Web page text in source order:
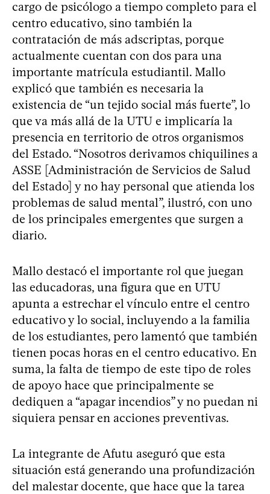
cargo de psicólogo a tiempo completo para el
centro educativo, sino también la
contratación de más adscriptas, porque
actualmente cuentan con dos para una
importante matrícula estudiantil. Mallo
explicó que también es necesaria la
existencia de “un tejido social más fuerte”, lo
que va más allá de la UTU e implicaría la
presencia en territorio de otros organismos
del Estado. “Nosotros derivamos chiquilines a
ASSE [Administración de Servicios de Salud
del Estado] y no hay personal que atienda los
problemas de salud mental”, ilustró, con uno
de los principales emergentes que surgen a
diario.
Mallo destacó el importante rol que juegan
las educadoras, una figura que en UTU
apunta a estrechar el vínculo entre el centro
educativo y lo social, incluyendo a la familia
de los estudiantes, pero lamentó que también
tienen pocas horas en el centro educativo. En
suma, la falta de tiempo de este tipo de roles
de apoyo hace que principalmente se
dediquen a “apagar incendios” y no puedan ni
siquiera pensar en acciones preventivas.
La integrante de Afutu aseguró que esta
situación está generando una profundización
del malestar docente, que hace que la tarea